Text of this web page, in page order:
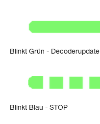
Blinkt Grün - Decoderupdate
Blinkt Blau - STOP